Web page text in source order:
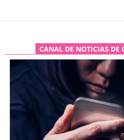
CANAL DE NOTICIAS DE